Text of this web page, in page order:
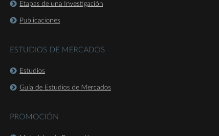
Etapas de una Investigación
Publicaciones
ESTUDIOS DE MERCADOS
Estudios
Guía de Estudios de Mercados
PROMOCIÓN